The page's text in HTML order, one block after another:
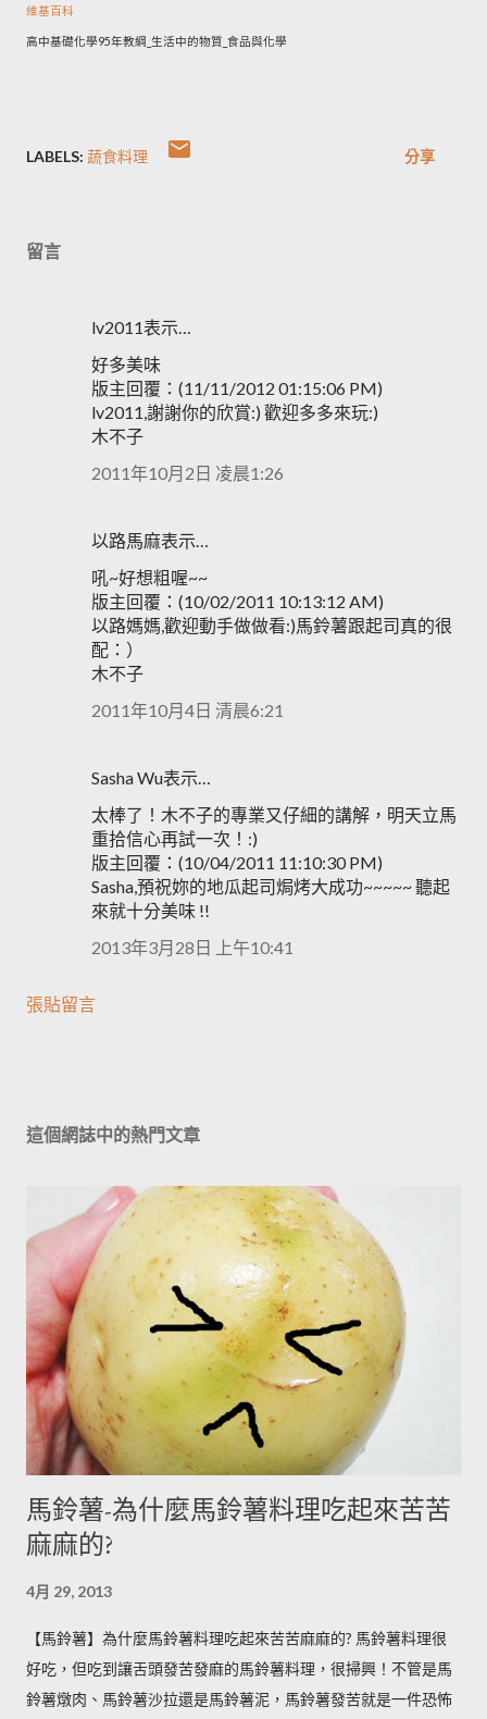
維基百科
高中基礎化學95年教綱_生活中的物質_食品與化學
LABELS: 蔬食料理 分享
留言
lv2011表示…
好多美味
版主回覆：(11/11/2012 01:15:06 PM)
lv2011,謝謝你的欣賞:) 歡迎多多來玩:)
木不子
2011年10月2日 凌晨1:26
以路馬麻表示…
吼~好想粗喔~~
版主回覆：(10/02/2011 10:13:12 AM)
以路媽媽,歡迎動手做做看:)馬鈴薯跟起司真的很
配：）
木不子
2011年10月4日 清晨6:21
Sasha Wu表示…
太棒了！木不子的專業又仔細的講解，明天立馬
重拾信心再試一次！:)
版主回覆：(10/04/2011 11:10:30 PM)
Sasha,預祝妳的地瓜起司焗烤大成功~~~~~ 聽起
來就十分美味 !!
2013年3月28日 上午10:41
張貼留言
這個網誌中的熱門文章
馬鈴薯-為什麼馬鈴薯料理吃起來苦苦
麻麻的?
4月 29, 2013
【馬鈴薯】為什麼馬鈴薯料理吃起來苦苦麻麻的? 馬鈴薯料理很
好吃，但吃到讓舌頭發苦發麻的馬鈴薯料理，很掃興！不管是馬
鈴薯燉肉、馬鈴薯沙拉還是馬鈴薯泥，馬鈴薯發苦就是一件恐怖